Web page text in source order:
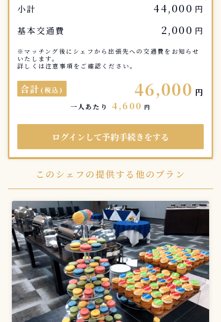
小計 44,000 円
基本交通費 2,000 円
※マッチング後にシェフから出張先への交通費をお知らせ
いたします。
詳しくは注意事項をご確認ください。
合計 (税込) 46,000 円
一人あたり 4,600 円
ログインして予約手続きをする
このシェフの提供する他のプラン